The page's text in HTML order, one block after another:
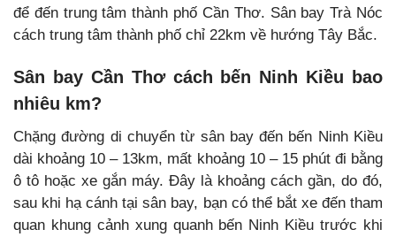
để đến trung tâm thành phố Cần Thơ. Sân bay Trà Nóc
cách trung tâm thành phố chỉ 22km về hướng Tây Bắc.
Sân bay Cần Thơ cách bến Ninh Kiều bao
nhiêu km?
Chặng đường di chuyển từ sân bay đến bến Ninh Kiều
dài khoảng 10 – 13km, mất khoảng 10 – 15 phút đi bằng
ô tô hoặc xe gắn máy. Đây là khoảng cách gần, do đó,
sau khi hạ cánh tại sân bay, bạn có thể bắt xe đến tham
quan khung cảnh xung quanh bến Ninh Kiều trước khi